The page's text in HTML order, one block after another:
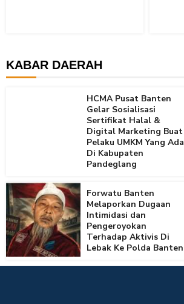
KABAR DAERAH
HCMA Pusat Banten
Gelar Sosialisasi
Sertifikat Halal &
Digital Marketing Buat
Pelaku UMKM Yang Ada
Di Kabupaten
Pandeglang
Forwatu Banten
Melaporkan Dugaan
Intimidasi dan
Pengeroyokan
Terhadap Aktivis Di
Lebak Ke Polda Banten